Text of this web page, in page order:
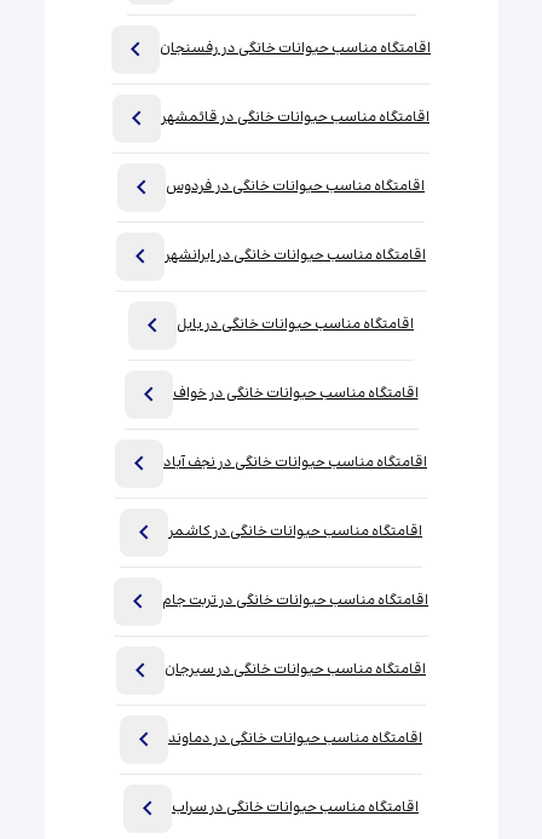
اقامتگاه مناسب حیوانات خانگی در رفسنجان
اقامتگاه مناسب حیوانات خانگی در قائمشهر
اقامتگاه مناسب حیوانات خانگی در فردوس
اقامتگاه مناسب حیوانات خانگی در ایرانشهر
اقامتگاه مناسب حیوانات خانگی در بابل
اقامتگاه مناسب حیوانات خانگی در خواف
اقامتگاه مناسب حیوانات خانگی در نجف آباد
اقامتگاه مناسب حیوانات خانگی در کاشمر
اقامتگاه مناسب حیوانات خانگی در تربت جام
اقامتگاه مناسب حیوانات خانگی در سیرجان
اقامتگاه مناسب حیوانات خانگی در دماوند
اقامتگاه مناسب حیوانات خانگی در سراب